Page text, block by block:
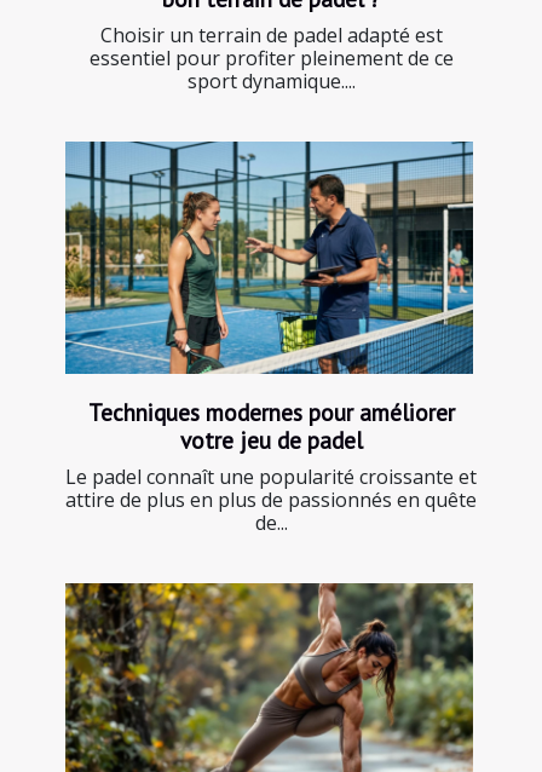
Choisir un terrain de padel adapté est
essentiel pour profiter pleinement de ce
sport dynamique....
Techniques modernes pour améliorer
votre jeu de padel
Le padel connaît une popularité croissante et
attire de plus en plus de passionnés en quête
de...